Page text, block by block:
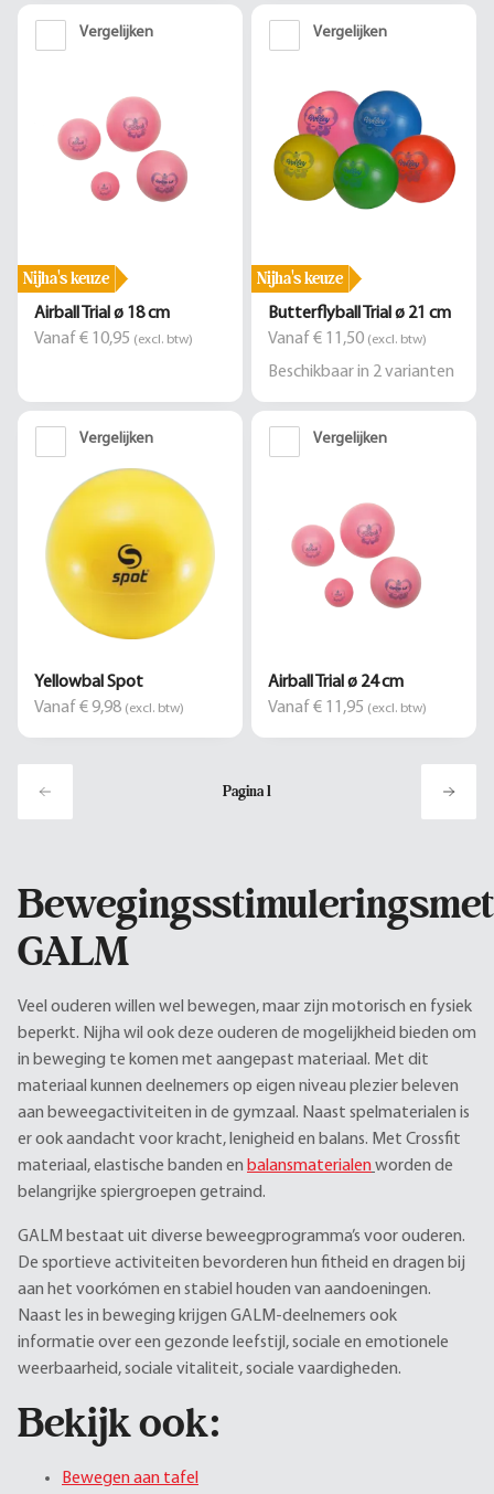
Vergelijken
Nijha's keuze
Airball Trial ø 18 cm
Vanaf € 10,95 (excl. btw)
Vergelijken
Nijha's keuze
Butterflyball Trial ø 21 cm
Vanaf € 11,50 (excl. btw)
Beschikbaar in 2varianten
Vergelijken
Yellowbal Spot
Vanaf € 9,98 (excl. btw)
Vergelijken
Airball Trial ø 24 cm
Vanaf € 11,95 (excl. btw)
Pagina1
GALM
Veel ouderen willen wel bewegen, maar zijn motorisch en fysiek
beperkt. Nijha wil ook deze ouderen de mogelijkheid bieden om
in beweging te komen met aangepast materiaal. Met dit
materiaal kunnen deelnemers op eigen niveau plezier beleven
aan beweegactiviteiten in de gymzaal. Naast spelmaterialen is
er ook aandacht voor kracht, lenigheid en balans. Met Crossfit
materiaal, elastische banden en balansmaterialenworden de
belangrijke spiergroepen getraind.
GALM bestaat uit diverse beweegprogramma’s voor ouderen.
De sportieve activiteiten bevorderen hun fitheid en dragen bij
aan het voorkómen en stabiel houden van aandoeningen.
Naast les in beweging krijgen GALM-deelnemers ook
informatie over een gezonde leefstijl, sociale en emotionele
weerbaarheid, sociale vitaliteit, sociale vaardigheden.
Bekijk ook:
Bewegen aan tafel